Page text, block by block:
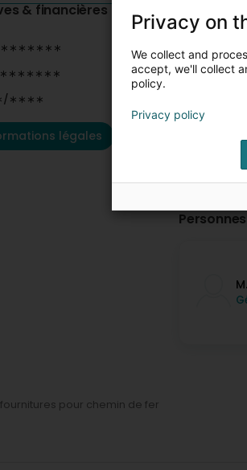
& financières
: ∗∗∗∗∗∗∗
∗∗∗∗
légales
pour chemin de fer
Privacy on
We collect and
accept, we'll collect
policy.
Privacy policy